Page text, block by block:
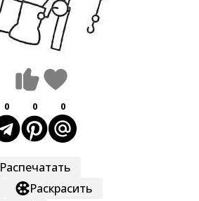
0 0 0
Распечатать
Раскрасить